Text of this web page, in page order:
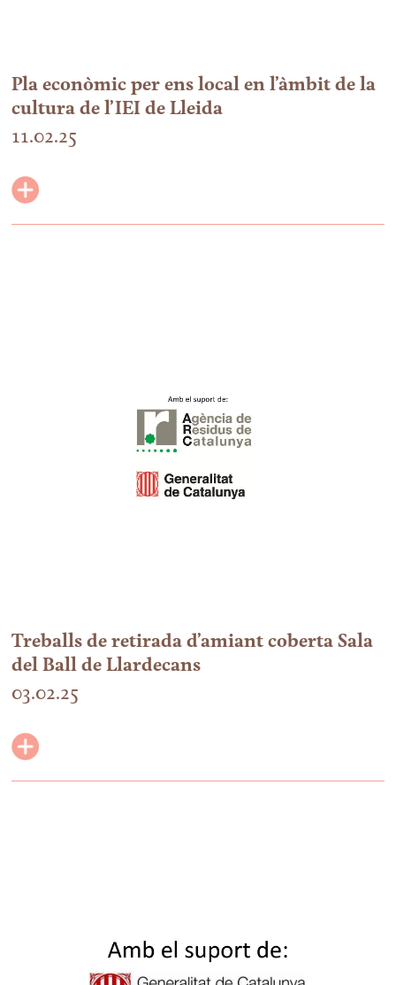
Pla econòmic per ens local en l’àmbit de la
cultura de l’IEI de Lleida
11.02.25
Treballs de retirada d’amiant coberta Sala
del Ball de Llardecans
03.02.25